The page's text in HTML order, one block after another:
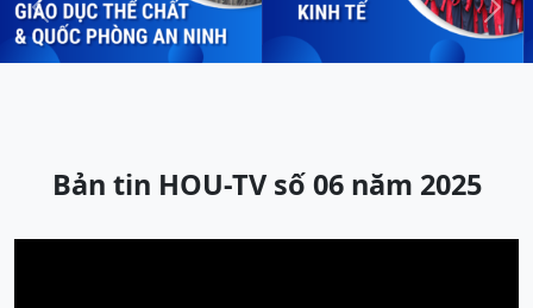
Previous Next
Bản tin HOU-TV số 06 năm 2025